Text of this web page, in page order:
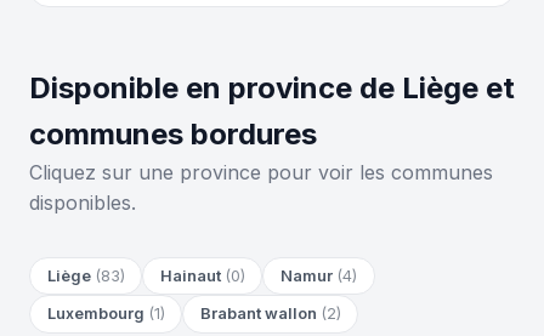
Disponible en province de Liège et
communes bordures
Cliquez sur une province pour voir les communes
disponibles.
Liège (83) Hainaut (0) Namur (4)
Luxembourg (1) Brabant wallon (2)